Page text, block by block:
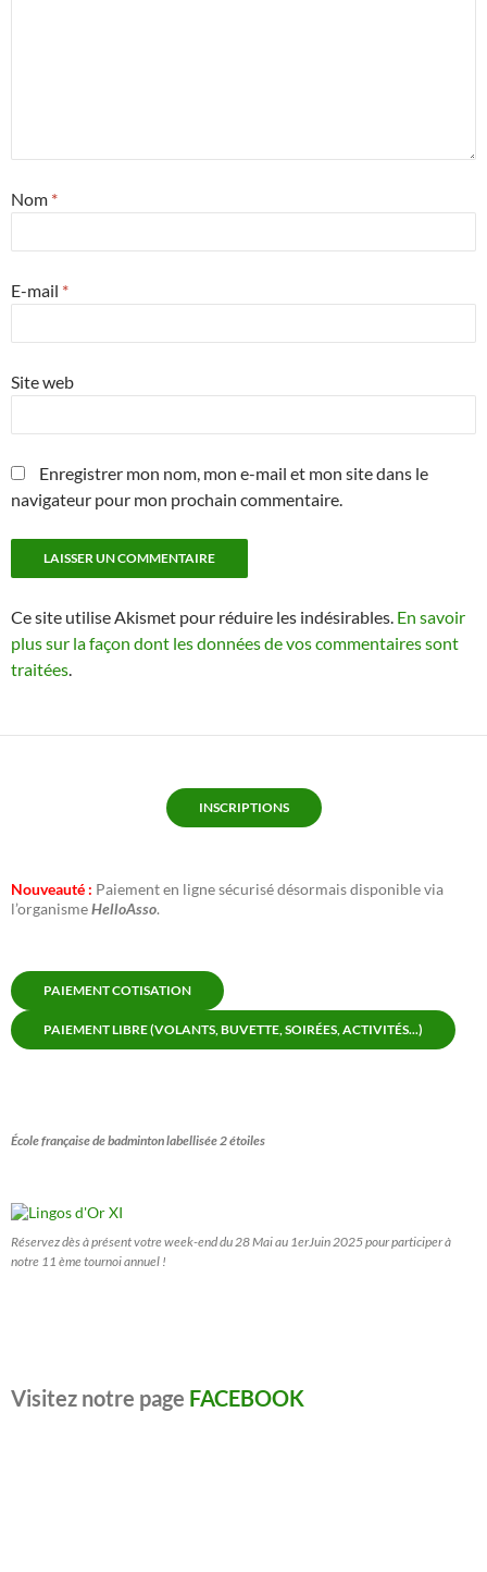
Nom *
E-mail *
Site web
Enregistrer mon nom, mon e-mail et mon site dans le
navigateur pour mon prochain commentaire.
Ce site utilise Akismet pour réduire les indésirables. En savoir
plus sur la façon dont les données de vos commentaires sont
traitées.
INSCRIPTIONS
Nouveauté : Paiement en ligne sécurisé désormais disponible via
l’organismeHelloAsso.
PAIEMENT COTISATION
PAIEMENT LIBRE (VOLANTS, BUVETTE, SOIRÉES, ACTIVITÉS...)
École française de badminton labellisée 2 étoiles
Réservez dès à présent votre week-end du 28 Mai au 1erJuin 2025 pour participer à
notre 11 ème tournoi annuel !
Visitez notre page FACEBOOK